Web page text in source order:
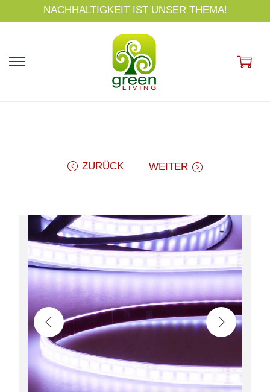
p
NACHHALTIGKEIT IST UNSER THEMA!
ZURÜCK WEITER